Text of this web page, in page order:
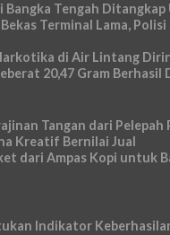
Bangka Tengah Ditangkap
Terminal Lama,
di Air Lintang
20,47 Gram Berhasil
Tangan dari Pelepah
Kreatif Bernilai Jual
dari Ampas Kopi untuk
Indikator